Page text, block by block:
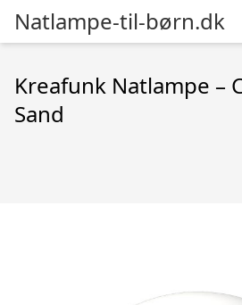
Natlampe-til-børn.dk
Kreafunk Natlampe –
Sand